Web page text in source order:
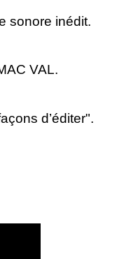
sonore inédit.
VAL.
d’éditer".